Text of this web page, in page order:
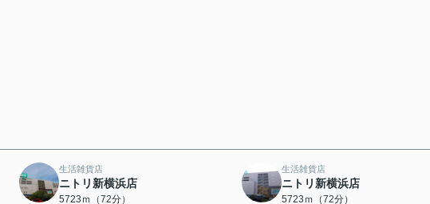
生活雑貨店
ニトリ新横浜店
5723ｍ（72分）
生活雑貨店
ニトリ新横浜店
5723ｍ（72分）